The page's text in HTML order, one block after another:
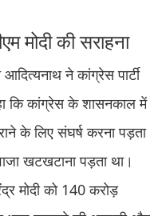
मोदी की सराहना
ने कांग्रेस पार्टी
कि कांग्रेस के शासनकाल में
के लिए संघर्ष करना पड़ता
खटखटाना पड़ता था।
मोदी को 140 करोड़